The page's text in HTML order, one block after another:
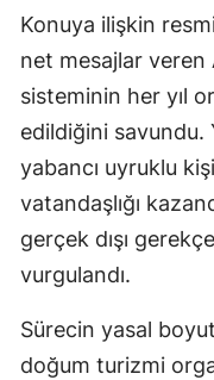
Konuya ilişkin
net mesajlar veren
sisteminin her yıl
edildiğini savundu.
yabancı uyruklu
vatandaşlığı
gerçek dışı
vurgulandı.
Sürecin yasal
doğum turizmi